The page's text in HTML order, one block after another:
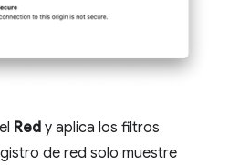
Red y aplica los filtros
de red solo muestre